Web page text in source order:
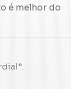
é melhor do